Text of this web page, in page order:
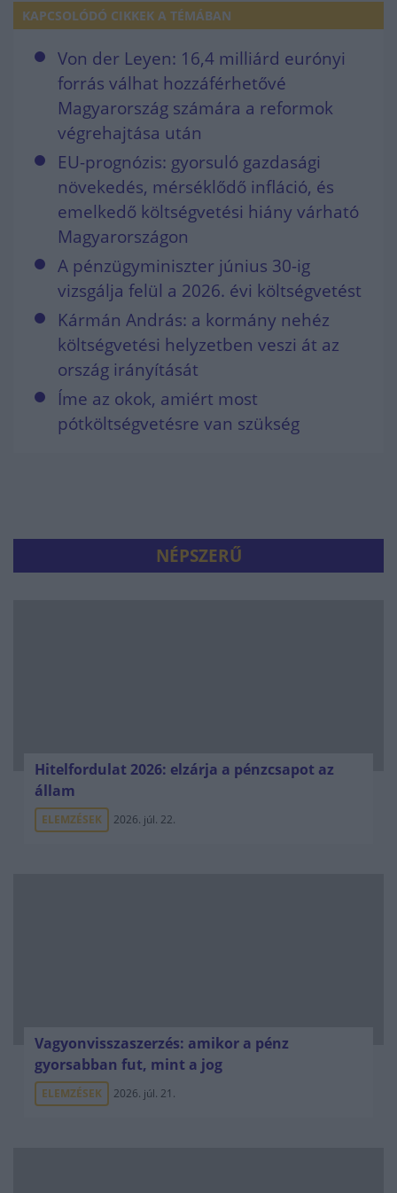
KAPCSOLÓDÓ CIKKEK A TÉMÁBAN
Von der Leyen: 16,4 milliárd eurónyi
forrás válhat hozzáférhetővé
Magyarország számára a reformok
végrehajtása után
EU-prognózis: gyorsuló gazdasági
növekedés, mérséklődő infláció, és
emelkedő költségvetési hiány várható
Magyarországon
A pénzügyminiszter június 30-ig
vizsgálja felül a 2026. évi költségvetést
Kármán András: a kormány nehéz
költségvetési helyzetben veszi át az
ország irányítását
Íme az okok, amiért most
pótköltségvetésre van szükség
NÉPSZERŰ
Hitelfordulat 2026: elzárja a pénzcsapot az
állam
ELEMZÉSEK 2026. júl. 22.
Vagyonvisszaszerzés: amikor a pénz
gyorsabban fut, mint a jog
ELEMZÉSEK 2026. júl. 21.